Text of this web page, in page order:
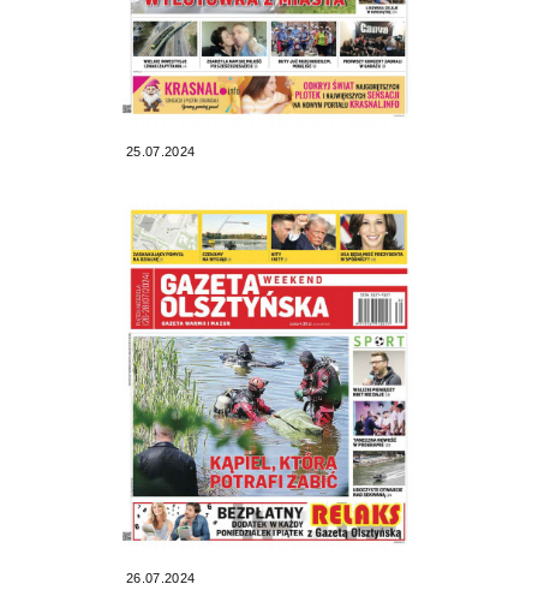
25.07.2024
26.07.2024